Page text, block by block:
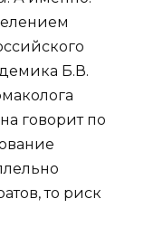
Б.В.
говорит по
то риск